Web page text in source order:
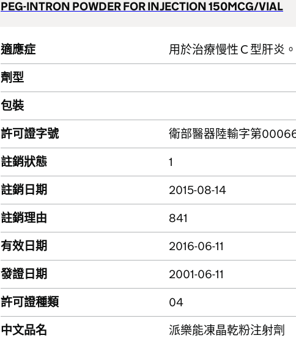
PEG-INTRON POWDER FOR INJECTION 150MCG/VIAL
適應症
用於治療慢性Ｃ型肝炎。
劑型
包裝
許可證字號
衛部醫器陸輸字第
註銷狀態
1
註銷日期
2015-08-14
註銷理由
841
有效日期
2016-06-11
發證日期
2001-06-11
許可證種類
04
中文品名
派樂能凍晶乾粉注射劑